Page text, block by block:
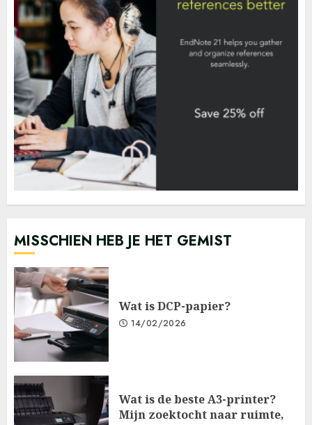
MISSCHIEN HEB JE HET GEMIST
Wat is DCP-papier?
14/02/2026
Wat is de beste A3-printer?
Mijn zoektocht naar ruimte,